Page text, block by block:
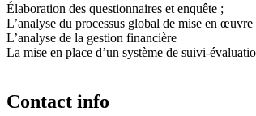
Élaboration des questionnaires et enquête ;
L’analyse du processus global de mise en œuvre
L’analyse de la gestion financière
La mise en place d’un système de suivi-
Contact info